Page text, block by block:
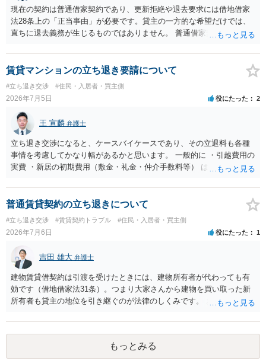
現在の契約は普通借家契約であり、更新拒絶や退去要求には借地借家
法28条上の「正当事由」が必要です。貸主の一方的な希望だけでは、
直ちに退去義務が生じるものではありません。 普通借家契約から定期
新たな定期借家契約を締結する形になりますが、これは任意の合意が
前提であり、借主が同意しなければ成立しません。 12年間の居住実
績、子どもの学校や地域とのつながり、転居費用の準備が困難な事情
などは、借主側の強い居住継続の必要性として正当事由判断において
重視される要素ですので、貸主側にかなり具体的な事情と立退料など
がない限り、更新拒絶が認められるハードルは一般的に高いと考えら
れます。 建物が未登記であること自体は、賃貸借契約の有効性を直ち
に否定するものではなく、引渡しがされていれば賃貸借の効力は原則
有効とされています。 今後の交渉では、①現在は普通借家契約が継続
しており定期借家への変更に合意していないこと、②貸主側の事情
（誰が所有者で誰が実際に住む予定か等）を具体的に書面で説明して
ほしいこと、③自分たちの居住継続の必要性を丁寧に伝えること、を
基本方針としたうえで、仮に一定時期の退去を検討する場合には、立
退料・引越費用・原状回復費用負担などの条件を明確にした書面を作
成することが重要です。 契約書では、更新条項・解除条項・期間の定
め・定期借家に関する記載の有無、これまでの更新時の合意内容
（「今回で最後」などの文言）が、借主不利な特約として無効になり
得るかどうかも含めて検討ポイントになりますので、署名押印前に内
容を十分に確認し、不明点は弁護士に相談することをおすすめしま
す。
賃貸マンションの立ち退き要請について
#立ち退き交渉 #住民・入居者・買主側
2026年7月5日 役にたった 2
王 宣麟 弁護士
立ち退き交渉になると、ケースバイケースであり、その立退料も各種
事情を考慮してかなり幅があるかと思います。 一般的に ・引越費用の
実費 ・新居の初期費用（敷金・礼金・仲介手数料等） は固い部分かと
ターンが多いかと存じます。
普通賃貸契約の立ち退きについて
#立ち退き交渉 #賃貸契約トラブル #住民・入居者・買主側
2026年7月6日 役にたった 1
吉田 雄大 弁護士
建物賃貸借契約は引渡を受けたときには、建物所有者が代わっても有
効です（借地借家法31条）。つまり大家さんから建物を買い取った新
所有者も貸主の地位を引き継ぐのが法律のしくみです。 おそらくは、
が納得いくものであれば応じても良いですが、納得できなければ断る
（家賃を支払い居住を続ける）のが良いでしょう。
もっとみる